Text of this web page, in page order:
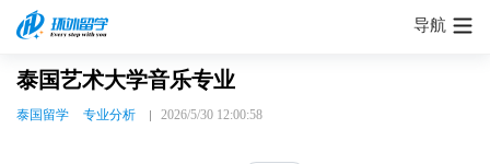
导航
泰国艺术大学音乐专业
泰国留学 专业分析 2026/5/30 12:00:58